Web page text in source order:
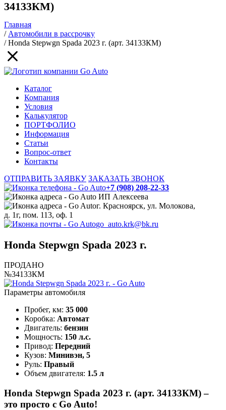
34133КМ)
Главная
/Автомобили в рассрочку
/Honda Stepwgn Spada 2023 г. (арт. 34133КМ)
Каталог
Компания
Условия
Калькулятор
ПОРТФОЛИО
Информация
Статьи
Вопрос-ответ
Контакты
ОТПРАВИТЬ ЗАЯВКУ ЗАКАЗАТЬ ЗВОНОК
+7 (908) 208-22-33
ИП Алексеева
г. Красноярск, ул. Молокова,
д. 1г, пом. 113, оф. 1
go_auto.krk@bk.ru
Honda Stepwgn Spada 2023 г.
ПРОДАНО
№34133КМ
Параметры автомобиля
Пробег, км: 35 000
Коробка: Автомат
Двигатель: бензин
Мощность: 150 л.с.
Привод: Передний
Кузов: Минивэн, 5
Руль: Правый
Объем двигателя: 1.5 л
Honda Stepwgn Spada 2023 г. (арт. 34133КМ) –
это просто с Go Auto!